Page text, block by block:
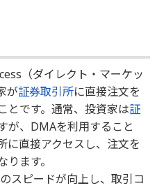
（ダイレクト・マーケッ
が証券取引所に直接注文を
とです。通常、投資家は証
が、DMAを利用すること
に直接アクセスし、注文を
ます。
スピードが向上し、取引コ